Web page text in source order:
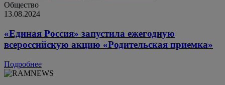
Общество
13.08.2024
«Единая Россия» запустила ежегодную
всероссийскую акцию «Родительская приемка»
Подробнее